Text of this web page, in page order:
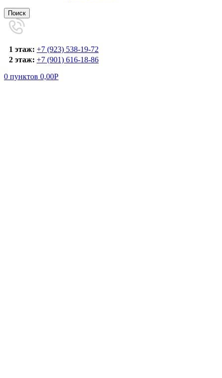
Поиск
1 этаж: +7 (923) 538-19-72
2 этаж: +7 (901) 616-18-86
0 пунктов 0,00Р